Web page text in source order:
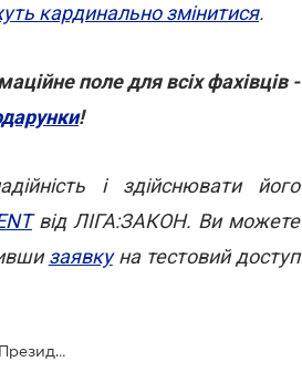
кардинально змінитися.
поле для всіх фахівців -
!
і здійснювати його
від ЛІГА:ЗАКОН. Ви можете
заявкуна тестовий доступ
Прийнято Закон, який передбачає процедуру імпічменту Президента